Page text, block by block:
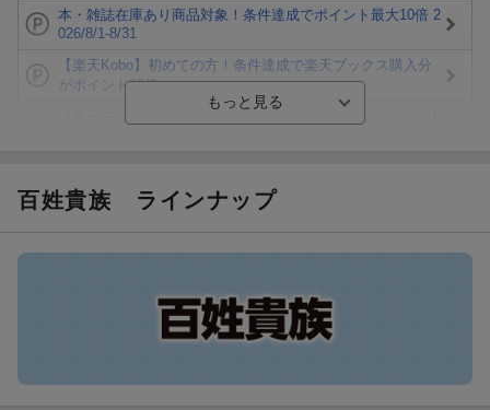
本・雑誌在庫あり商品対象！条件達成でポイント最大10倍 2
026/8/1-8/31
【楽天Kobo】初めての方！条件達成で楽天ブックス購入分
がポイント20倍
ト山分け
条件達成で楽天限定・宝塚歌劇 宙組貸切公演ペアチケット
百姓貴族 ラインナップ